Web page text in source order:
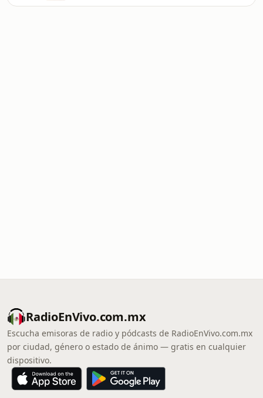
RadioEnVivo.com.mx
Escucha emisoras de radio y pódcasts de RadioEnVivo.com.mx
por ciudad, género o estado de ánimo — gratis en cualquier
dispositivo.